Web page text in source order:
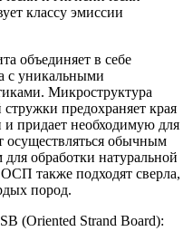
классу эмиссии
объединяет в себе
с уникальными
Микроструктура
предохраняет края
придает необходимую для
осуществляться обычным
обработки натуральной
также подходят сверла,
пород.
(Oriented Strand Board):